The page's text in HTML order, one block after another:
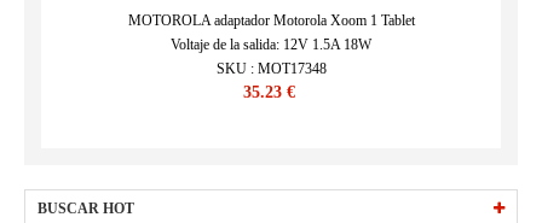
MOTOROLA adaptador Motorola Xoom 1 Tablet
Voltaje de la salida: 12V 1.5A 18W
SKU : MOT17348
35.23 €
BUSCAR HOT